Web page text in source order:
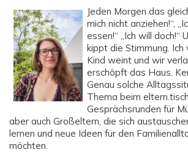
Jeden Morgen das
mich nicht anziehen!“,
essen!“ „Ich will doch!“
kippt die Stimmung.
Kind weint und wir
erschöpft das Haus.
Genau solche
Thema beim
Gesprächsrunden für
aber auch Großeltern, die sich
lernen und neue Ideen für den
möchten.